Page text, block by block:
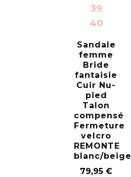
39
40
Sandale
femme
Bride
fantaisie
Cuir Nu-
pied
Talon
compensé
Fermeture
velcro
REMONTE
blanc/beige
79,95€